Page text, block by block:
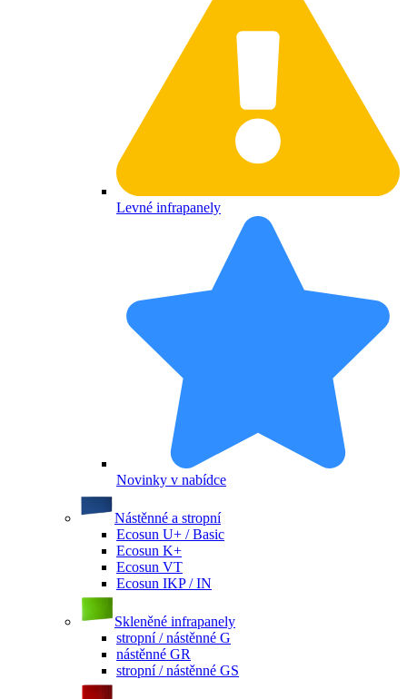
Levné infrapanely
Novinky v nabídce
Nástěnné a stropní
Ecosun U+ / Basic
Ecosun K+
Ecosun VT
Ecosun IKP / IN
Skleněné infrapanely
stropní / nástěnné G
nástěnné GR
stropní / nástěnné GS